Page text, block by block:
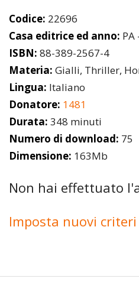
Codice: 22696
Casa editrice ed anno: PA
ISBN: 88-389-2567-4
Materia: Gialli, Thriller,
Lingua: Italiano
Donatore: 1481
Durata: 348 minuti
Numero di download: 75
Dimensione: 163Mb
Non hai effettuato
Imposta nuovi criteri